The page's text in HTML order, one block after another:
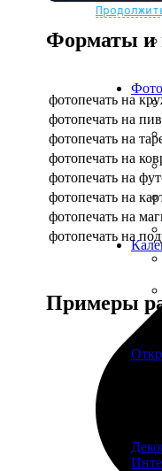
Форматы и
фотопечать на
фотопечать на
фотопечать на
фотопечать на
фотопечать на
фотопечать на
фотопечать на
фотопечать на
Примеры